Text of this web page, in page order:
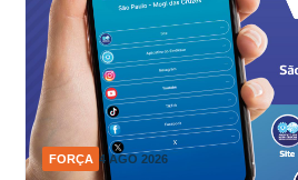
FORÇA 4 AGO 2026